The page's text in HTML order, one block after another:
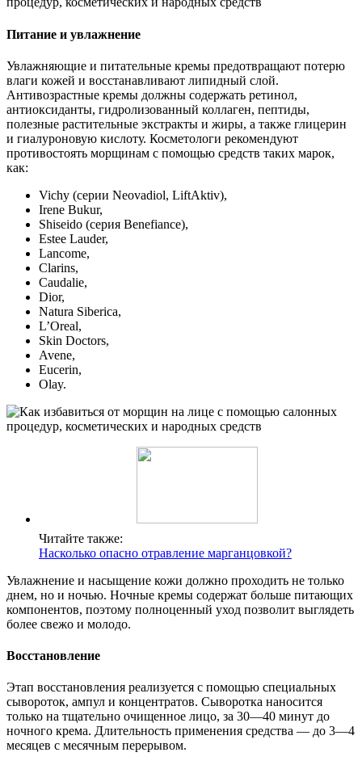
Питание и увлажнение
Увлажняющие и питательные кремы предотвращают потерю
влаги кожей и восстанавливают липидный слой.
Антивозрастные кремы должны содержать ретинол,
антиоксиданты, гидролизованный коллаген, пептиды,
полезные растительные экстракты и жиры, а также глицерин
и гиалуроновую кислоту. Косметологи рекомендуют
противостоять морщинам с помощью средств таких марок,
как:
Vichy (серии Neovadiol, LiftAktiv),
Irene Bukur,
Shiseido (серия Benefiance),
Estee Lauder,
Lancome,
Clarins,
Caudalie,
Dior,
Natura Siberica,
L’Oreal,
Skin Doctors,
Avene,
Eucerin,
Olay.
Читайте также:
Насколько опасно отравление марганцовкой?
Увлажнение и насыщение кожи должно проходить не только
днем, но и ночью. Ночные кремы содержат больше питающих
компонентов, поэтому полноценный уход позволит выглядеть
более свежо и молодо.
Восстановление
Этап восстановления реализуется с помощью специальных
сывороток, ампул и концентратов. Сыворотка наносится
только на тщательно очищенное лицо, за 30—40 минут до
ночного крема. Длительность применения средства — до 3—4
месяцев с месячным перерывом.